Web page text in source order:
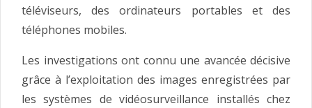
téléviseurs, des ordinateurs portables et des
téléphones mobiles.
Les investigations ont connu une avancée décisive
grâce à l’exploitation des images enregistrées par
les systèmes de vidéosurveillance installés chez